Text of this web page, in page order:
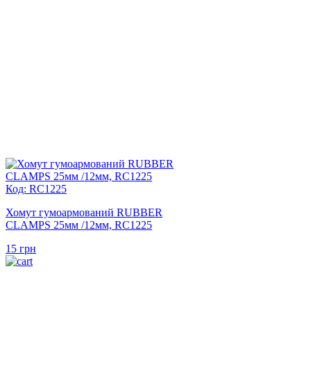
Код: RC1225
Хомут гумоармований RUBBER
CLAMPS 25мм /12мм, RC1225
15 грн